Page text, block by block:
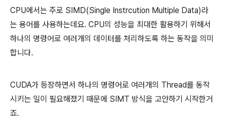
CPU에서는 주로 SIMD(Single Instrcution Multiple Data)라
는 용어를 사용하는데요. CPU의 성능을 최대한 활용하기 위해서
하나의 명령어로 여러개의 데이터를 처리하도록 하는 동작을 의미
합니다.
CUDA가 등장하면서 하나의 명령어로 여러개의 Thread를 동작
시키는 일이 필요해졌기 때문에 SIMT 방식을 고안하기 시작한거
죠.